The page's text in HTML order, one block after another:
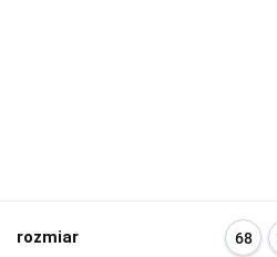
rozmiar 68